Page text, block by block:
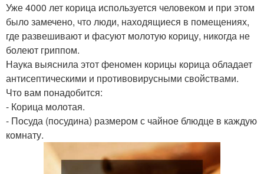
Уже 4000 лет корица используется человеком и при этом
было замечено, что люди, находящиеся в помещениях,
где развешивают и фасуют молотую корицу, никогда не
болеют гриппом.
Наука выяснила этот феномен корицы корица обладает
антисептическими и противовирусными свойствами.
Что вам понадобится:
- Корица молотая.
- Посуда (посудина) размером с чайное блюдце в каждую
комнату.